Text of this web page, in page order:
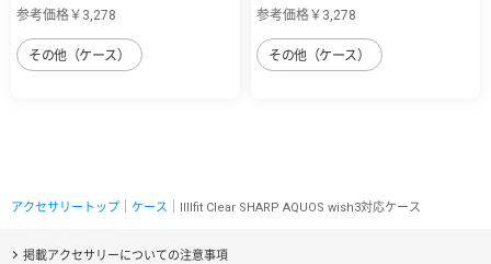
参考価格￥3,278
その他（ケース）
参考価格￥3,278
その他（ケース）
アクセサリートップ ケース ｜IIIIfit Clear SHARP AQUOS wish3対応ケース
掲載アクセサリーについての注意事項